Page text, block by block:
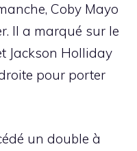
Coby Mayo
Il a marqué sur le
Jackson Holliday
pour porter
un double à